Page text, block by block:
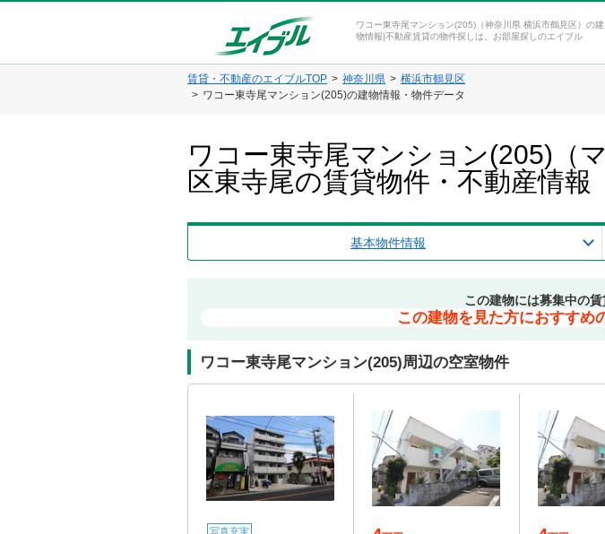
ワコー東寺尾マンション(205)（神奈川県 横浜市鶴見区）の建
物情報|不動産賃貸の物件探しは、お部屋探しのエイブル
賃貸・不動産のエイブルTOP 神奈川県
横浜市鶴見区
ワコー東寺尾マンション(205)の建物情報・物件データ
ワコー東寺尾マンション(205)（
区東寺尾の賃貸物件・不動産情報
基本物件情報
この建物には募集中の賃
この建物を見た方におすすめ
ワコー東寺尾マンション(205)周辺の空室物件
写真充実